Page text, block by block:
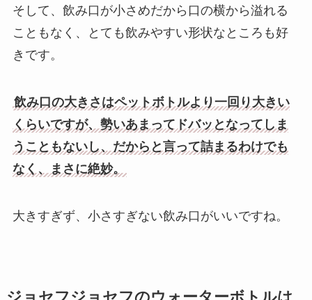
そして、飲み口が小さめだから口の横から溢れる
こともなく、とても飲みやすい形状なところも好
きです。
飲み口の大きさはペットボトルより一回り大きい
くらいですが、勢いあまってドバッとなってしま
うこともないし、だからと言って詰まるわけでも
なく、まさに絶妙。
大きすぎず、小さすぎない飲み口がいいですね。